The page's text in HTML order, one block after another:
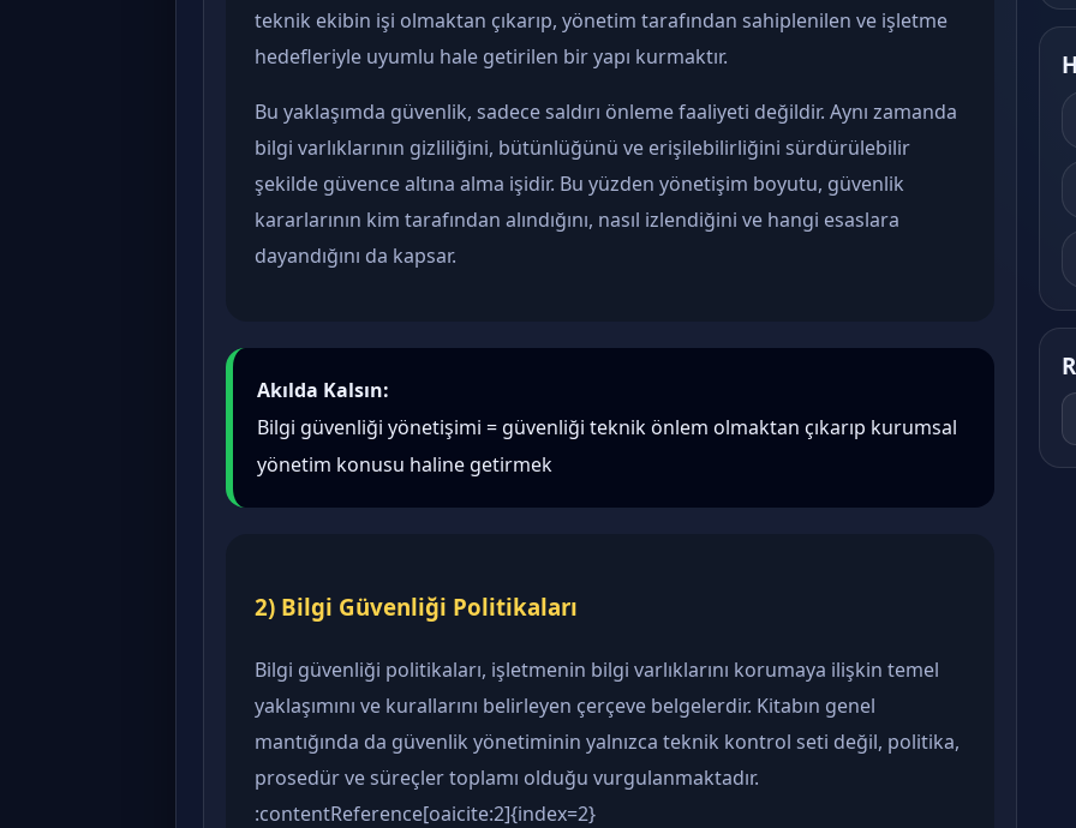
teknik ekibin işi olmaktan çıkarıp, yönetim tarafından sahiplenilen ve işletme
hedefleriyle uyumlu hale getirilen bir yapı kurmaktır.
Bu yaklaşımda güvenlik, sadece saldırı önleme faaliyeti değildir. Aynı zamanda
bilgi varlıklarının gizliliğini, bütünlüğünü ve erişilebilirliğini sürdürülebilir
şekilde güvence altına alma işidir. Bu yüzden yönetişim boyutu, güvenlik
kararlarının kim tarafından alındığını, nasıl izlendiğini ve hangi esaslara
dayandığını da kapsar.
Akılda Kalsın:
Bilgi güvenliği yönetişimi = güvenliği teknik önlem olmaktan çıkarıp kurumsal
yönetim konusu haline getirmek
2) Bilgi Güvenliği Politikaları
Bilgi güvenliği politikaları, işletmenin bilgi varlıklarını korumaya ilişkin temel
yaklaşımını ve kurallarını belirleyen çerçeve belgelerdir. Kitabın genel
mantığında da güvenlik yönetiminin yalnızca teknik kontrol seti değil, politika,
prosedür ve süreçler toplamı olduğu vurgulanmaktadır.
:contentReference[oaicite:2]{index=2}